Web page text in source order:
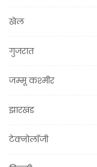
खेल
गुजरात
जम्मू कश्मीर
झारखंड
टेक्नोलॉजी